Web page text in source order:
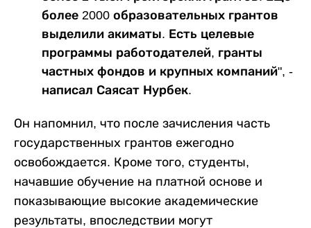
более 2000 образовательных грантов
выделили акиматы. Есть целевые
программы работодателей, гранты
частных фондов и крупных компаний", -
написал Саясат Нурбек.
Он напомнил, что после зачисления часть
государственных грантов ежегодно
освобождается. Кроме того, студенты,
начавшие обучение на платной основе и
показывающие высокие академические
результаты, впоследствии могут